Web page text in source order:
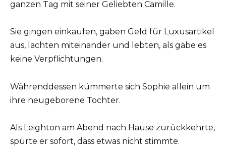
ganzen Tag mit seiner Geliebten Camille.
Sie gingen einkaufen, gaben Geld für Luxusartikel
aus, lachten miteinander und lebten, als gäbe es
keine Verpflichtungen.
Währenddessen kümmerte sich Sophie allein um
ihre neugeborene Tochter.
Als Leighton am Abend nach Hause zurückkehrte,
spürte er sofort, dass etwas nicht stimmte.